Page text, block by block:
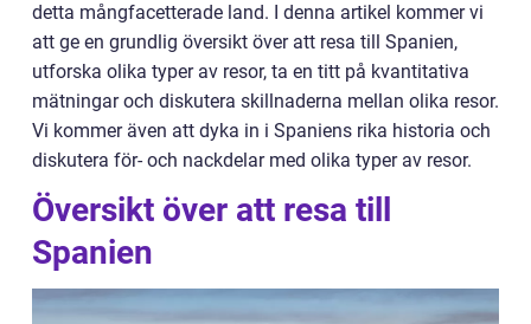
detta mångfacetterade land. I denna artikel kommer vi
att ge en grundlig översikt över att resa till Spanien,
utforska olika typer av resor, ta en titt på kvantitativa
mätningar och diskutera skillnaderna mellan olika resor.
Vi kommer även att dyka in i Spaniens rika historia och
diskutera för- och nackdelar med olika typer av resor.
Översikt över att resa till
Spanien